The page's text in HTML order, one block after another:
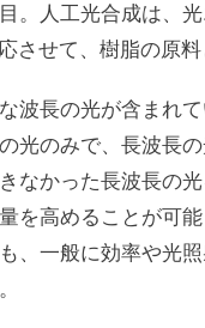
。人工光合成は、
させて、樹脂の原
波長の光が含まれ
光のみで、長波長
なかった長波長の
を高めることが可
、一般に効率や光